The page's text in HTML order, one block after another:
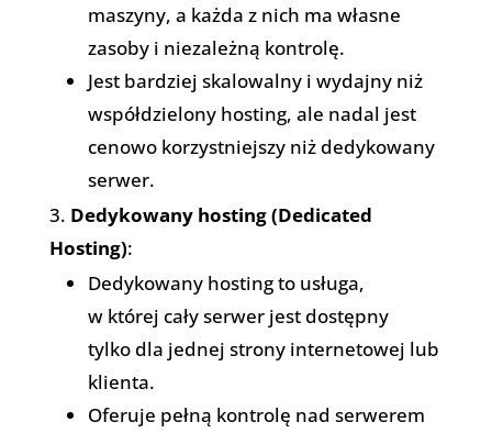
maszyny, a każda z nich ma własne
zasoby i niezależną kontrolę.
Jest bardziej skalowalny i wydajny niż
współdzielony hosting, ale nadal jest
cenowo korzystniejszy niż dedykowany
serwer.
Dedykowany hosting (Dedicated
Hosting):
Dedykowany hosting to usługa,
w której cały serwer jest dostępny
tylko dla jednej strony internetowej lub
klienta.
Oferuje pełną kontrolę nad serwerem